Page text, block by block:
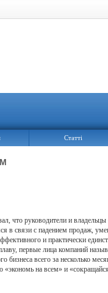
Статті
что руководители и владельцы
в связи с падением продаж,
и практически
первые лица компаний
бизнеса всего за несколько
на всем» и